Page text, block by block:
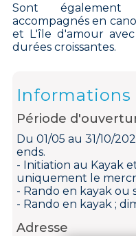
Sont
accompagnés en
et L'île d'amour
durées croissantes.
Informations
Période
Du 01/05 au 31/10/
ends.
- Initiation au Kayak
uniquement le
- Rando en kayak ou
- Rando en kayak ;
Adresse